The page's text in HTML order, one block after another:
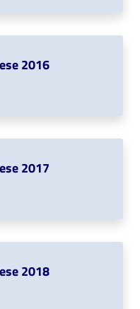
2016
2017
2018